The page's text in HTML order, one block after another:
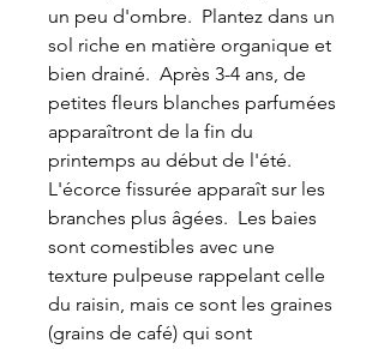
un peu d'ombre. Plantez dans un
sol riche en matière organique et
bien drainé. Après 3-4 ans, de
petites fleurs blanches parfumées
apparaîtront de la fin du
printemps au début de l'été.
L'écorce fissurée apparaît sur les
branches plus âgées. Les baies
sont comestibles avec une
texture pulpeuse rappelant celle
du raisin, mais ce sont les graines
(grains de café) qui sont